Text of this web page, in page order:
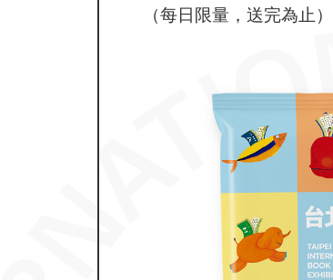
（每日限量，送完為止）